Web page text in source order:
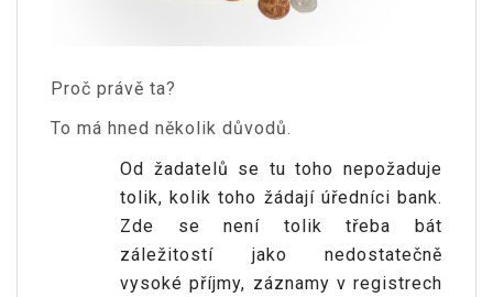
Proč právě ta?
To má hned několik důvodů.
Od žadatelů se tu toho nepožaduje
tolik, kolik toho žádají úředníci bank.
Zde se není tolik třeba bát
záležitostí jako nedostatečně
vysoké příjmy, záznamy v registrech